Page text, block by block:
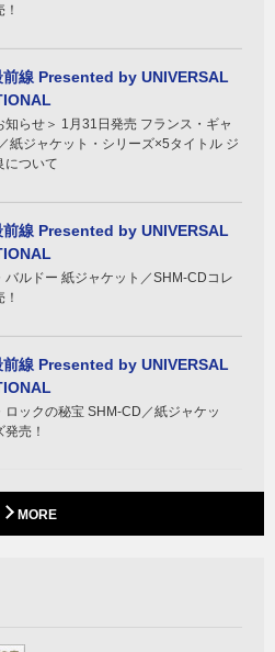
前線 Presented by UNIVERSAL
知らせ＞ 1月31日発売 フランス・ギャ
紙ジャケット・シリーズ×5タイトル ジ
について
前線 Presented by UNIVERSAL
バルドー 紙ジャケット／SHM-CDコレ
前線 Presented by UNIVERSAL
ロックの秘宝 SHM-CD／紙ジャケッ
発売！
MORE